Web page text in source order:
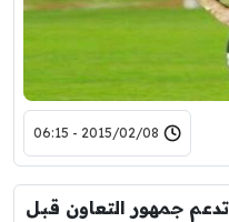
2015/02/08 - 06:15
جمهور التعاون قبل